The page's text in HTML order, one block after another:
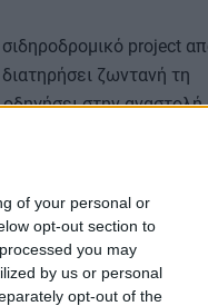
of your personal or
opt-out section to
you may
by us or personal
opt-out of the
project
ζωντανή τη
στην αναστολή
αρκετά έργα
οι ευρωπαϊκές
εμπορευματικών